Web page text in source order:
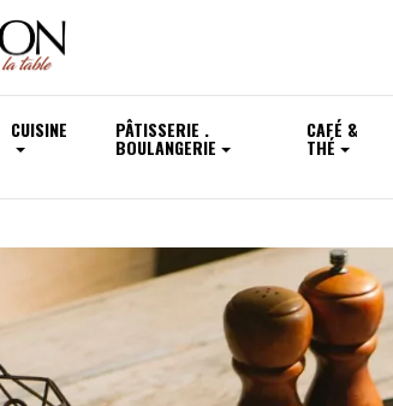
CUISINE PÂTISSERIE .
BOULANGERIE
CAFÉ &
THÉ